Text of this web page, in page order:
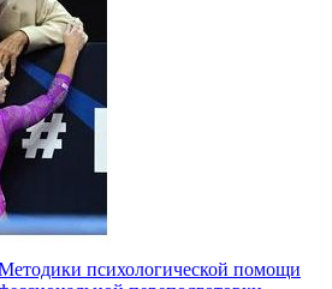
психологической помощи